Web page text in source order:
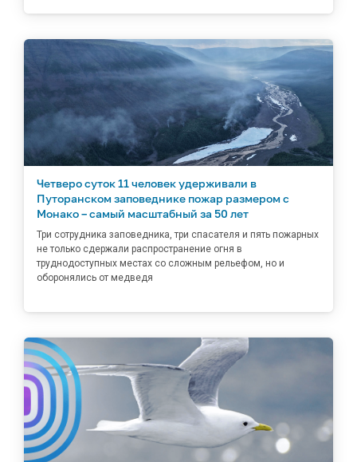
Четверо суток 11 человек удерживали в
Путоранском заповеднике пожар размером с
Монако – самый масштабный за 50 лет
Три сотрудника заповедника, три спасателя и пять пожарных
не только сдержали распространение огня в
труднодоступных местах со сложным рельефом, но и
оборонялись от медведя